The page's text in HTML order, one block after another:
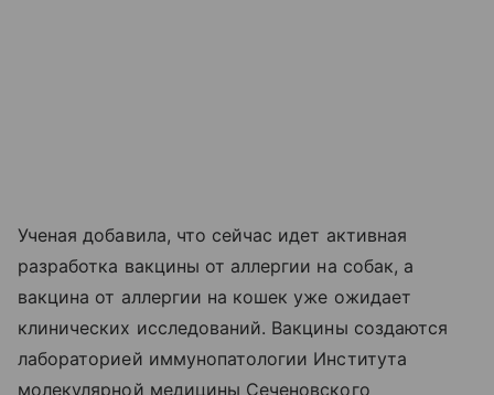
Ученая добавила, что сейчас идет активная
разработка вакцины от аллергии на собак, а
вакцина от аллергии на кошек уже ожидает
клинических исследований. Вакцины создаются
лабораторией иммунопатологии Института
молекулярной медицины Сеченовского